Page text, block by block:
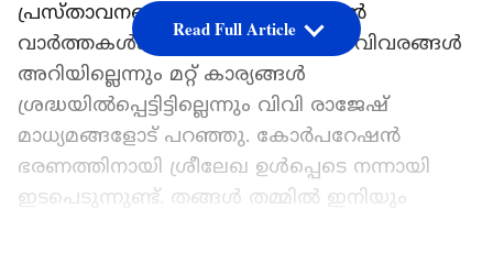
പ്രസ്താവനയെക്കുറിച്ച് ഓൺലൈൻ
വാർത്തകൾക്ക് അപ്പുറം കൂടുതൽ വിവരങ്ങൾ
അറിയില്ലെന്നും മറ്റ് കാര്യങ്ങൾ
ശ്രദ്ധയിൽപ്പെട്ടിട്ടില്ലെന്നും വിവി രാജേഷ്
മാധ്യമങ്ങളോട് പറഞ്ഞു. കോർപറേഷൻ
ഭരണത്തിനായി ശ്രീലേഖ ഉൾപ്പെടെ നന്നായി
ഇടപെടുന്നുണ്ട്. തങ്ങൾ തമ്മിൽ ഇനിയും
Read Full Article